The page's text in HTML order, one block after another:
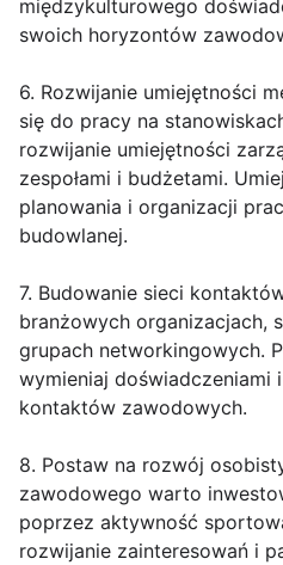
międzykulturowego
swoich horyzontów
6. Rozwijanie umiejętności
się do pracy na
rozwijanie umiejętności
zespołami i budżetami.
planowania i organizacji
budowlanej.
7. Budowanie sieci
branżowych organizacjach,
grupach networkingowych.
wymieniaj doświadczeniami
kontaktów zawodowych.
8. Postaw na rozwój
zawodowego warto
poprzez aktywność
rozwijanie zainteresowań i